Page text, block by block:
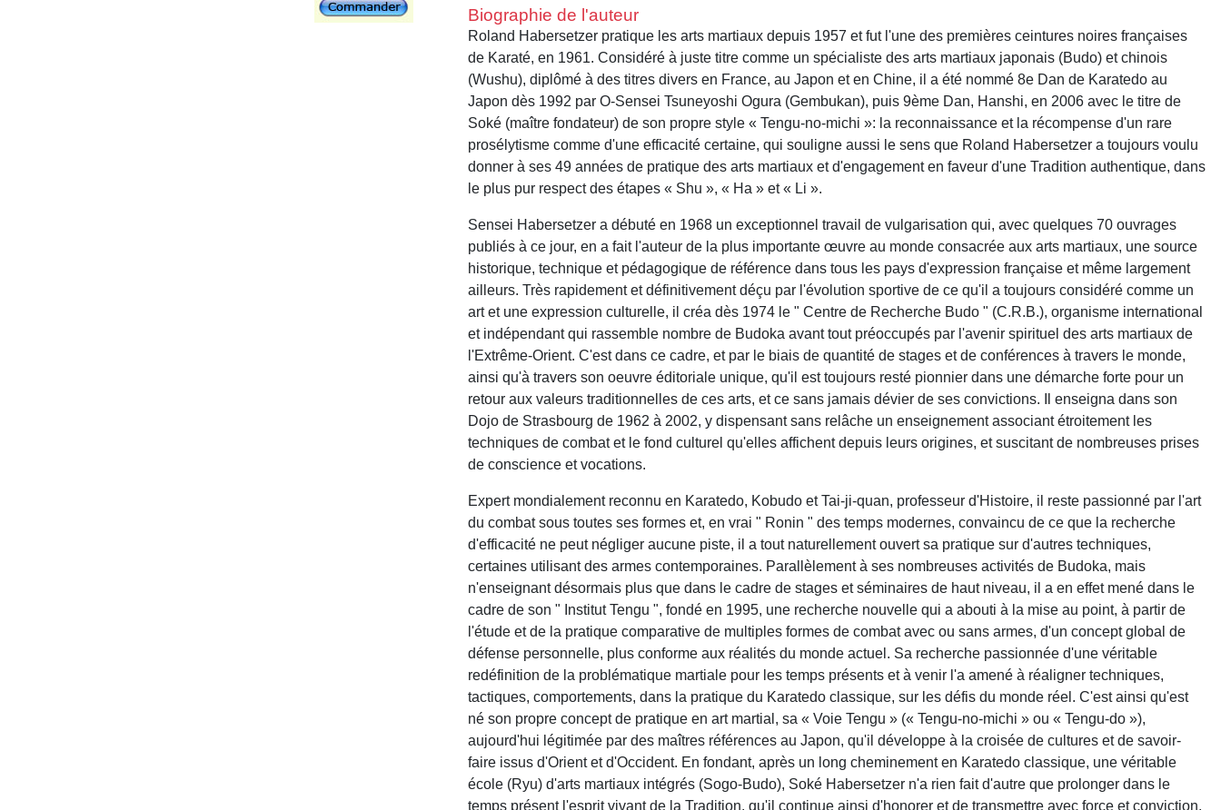
Biographie de l'auteur
Roland Habersetzer pratique les arts martiaux depuis 1957 et fut l'une des premières ceintures noires françaises
de Karaté, en 1961. Considéré à juste titre comme un spécialiste des arts martiaux japonais (Budo) et chinois
(Wushu), diplômé à des titres divers en France, au Japon et en Chine, il a été nommé 8e Dan de Karatedo au
Japon dès 1992 par O-Sensei Tsuneyoshi Ogura (Gembukan), puis 9ème Dan, Hanshi, en 2006 avec le titre de
Soké (maître fondateur) de son propre style « Tengu-no-michi »: la reconnaissance et la récompense d'un rare
prosélytisme comme d'une efficacité certaine, qui souligne aussi le sens que Roland Habersetzer a toujours voulu
donner à ses 49 années de pratique des arts martiaux et d'engagement en faveur d'une Tradition authentique, dans
le plus pur respect des étapes « Shu », « Ha » et « Li ».
Sensei Habersetzer a débuté en 1968 un exceptionnel travail de vulgarisation qui, avec quelques 70 ouvrages
publiés à ce jour, en a fait l'auteur de la plus importante œuvre au monde consacrée aux arts martiaux, une source
historique, technique et pédagogique de référence dans tous les pays d'expression française et même largement
ailleurs. Très rapidement et définitivement déçu par l'évolution sportive de ce qu'il a toujours considéré comme un
art et une expression culturelle, il créa dès 1974 le " Centre de Recherche Budo " (C.R.B.), organisme international
et indépendant qui rassemble nombre de Budoka avant tout préoccupés par l'avenir spirituel des arts martiaux de
l'Extrême-Orient. C'est dans ce cadre, et par le biais de quantité de stages et de conférences à travers le monde,
ainsi qu'à travers son oeuvre éditoriale unique, qu'il est toujours resté pionnier dans une démarche forte pour un
retour aux valeurs traditionnelles de ces arts, et ce sans jamais dévier de ses convictions. Il enseigna dans son
Dojo de Strasbourg de 1962 à 2002, y dispensant sans relâche un enseignement associant étroitement les
techniques de combat et le fond culturel qu'elles affichent depuis leurs origines, et suscitant de nombreuses prises
de conscience et vocations.
Expert mondialement reconnu en Karatedo, Kobudo et Tai-ji-quan, professeur d'Histoire, il reste passionné par l'art
du combat sous toutes ses formes et, en vrai " Ronin " des temps modernes, convaincu de ce que la recherche
d'efficacité ne peut négliger aucune piste, il a tout naturellement ouvert sa pratique sur d'autres techniques,
certaines utilisant des armes contemporaines. Parallèlement à ses nombreuses activités de Budoka, mais
n'enseignant désormais plus que dans le cadre de stages et séminaires de haut niveau, il a en effet mené dans le
cadre de son " Institut Tengu ", fondé en 1995, une recherche nouvelle qui a abouti à la mise au point, à partir de
l'étude et de la pratique comparative de multiples formes de combat avec ou sans armes, d'un concept global de
défense personnelle, plus conforme aux réalités du monde actuel. Sa recherche passionnée d'une véritable
redéfinition de la problématique martiale pour les temps présents et à venir l'a amené à réaligner techniques,
tactiques, comportements, dans la pratique du Karatedo classique, sur les défis du monde réel. C'est ainsi qu'est
né son propre concept de pratique en art martial, sa « Voie Tengu » (« Tengu-no-michi » ou « Tengu-do »),
aujourd'hui légitimée par des maîtres références au Japon, qu'il développe à la croisée de cultures et de savoir-
faire issus d'Orient et d'Occident. En fondant, après un long cheminement en Karatedo classique, une véritable
école (Ryu) d'arts martiaux intégrés (Sogo-Budo), Soké Habersetzer n'a rien fait d'autre que prolonger dans le
temps présent l'esprit vivant de la Tradition, qu'il continue ainsi d'honorer et de transmettre avec force et conviction,